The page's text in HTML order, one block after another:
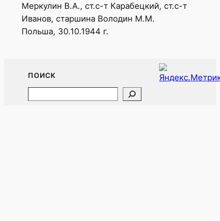
Меркулин В.А., ст.с-т Карабецкий, ст.с-т
Иванов, старшина Володин М.М.
Польша, 30.10.1944 г.
ПОИСК